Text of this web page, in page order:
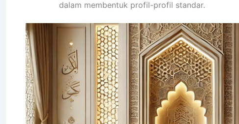
dalam membentuk profil-profil standar.